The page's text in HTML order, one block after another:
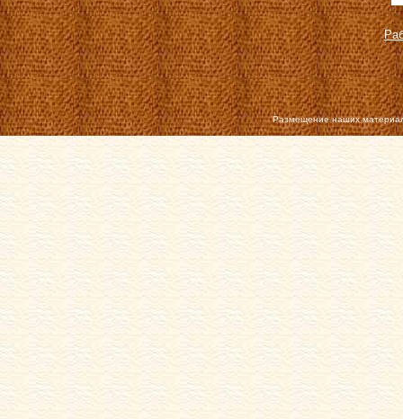
Размещение наших